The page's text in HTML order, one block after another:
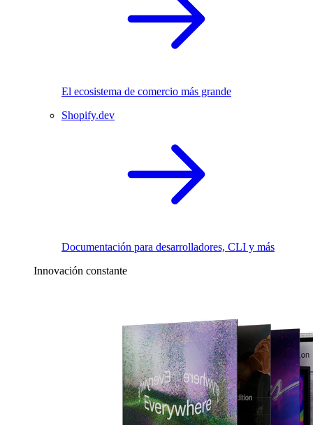
El ecosistema de comercio más grande
Shopify.dev
Documentación para desarrolladores, CLI y más
Innovación constante